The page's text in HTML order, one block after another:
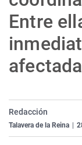
Entre
afectada
Redacción
Talavera de la Reina